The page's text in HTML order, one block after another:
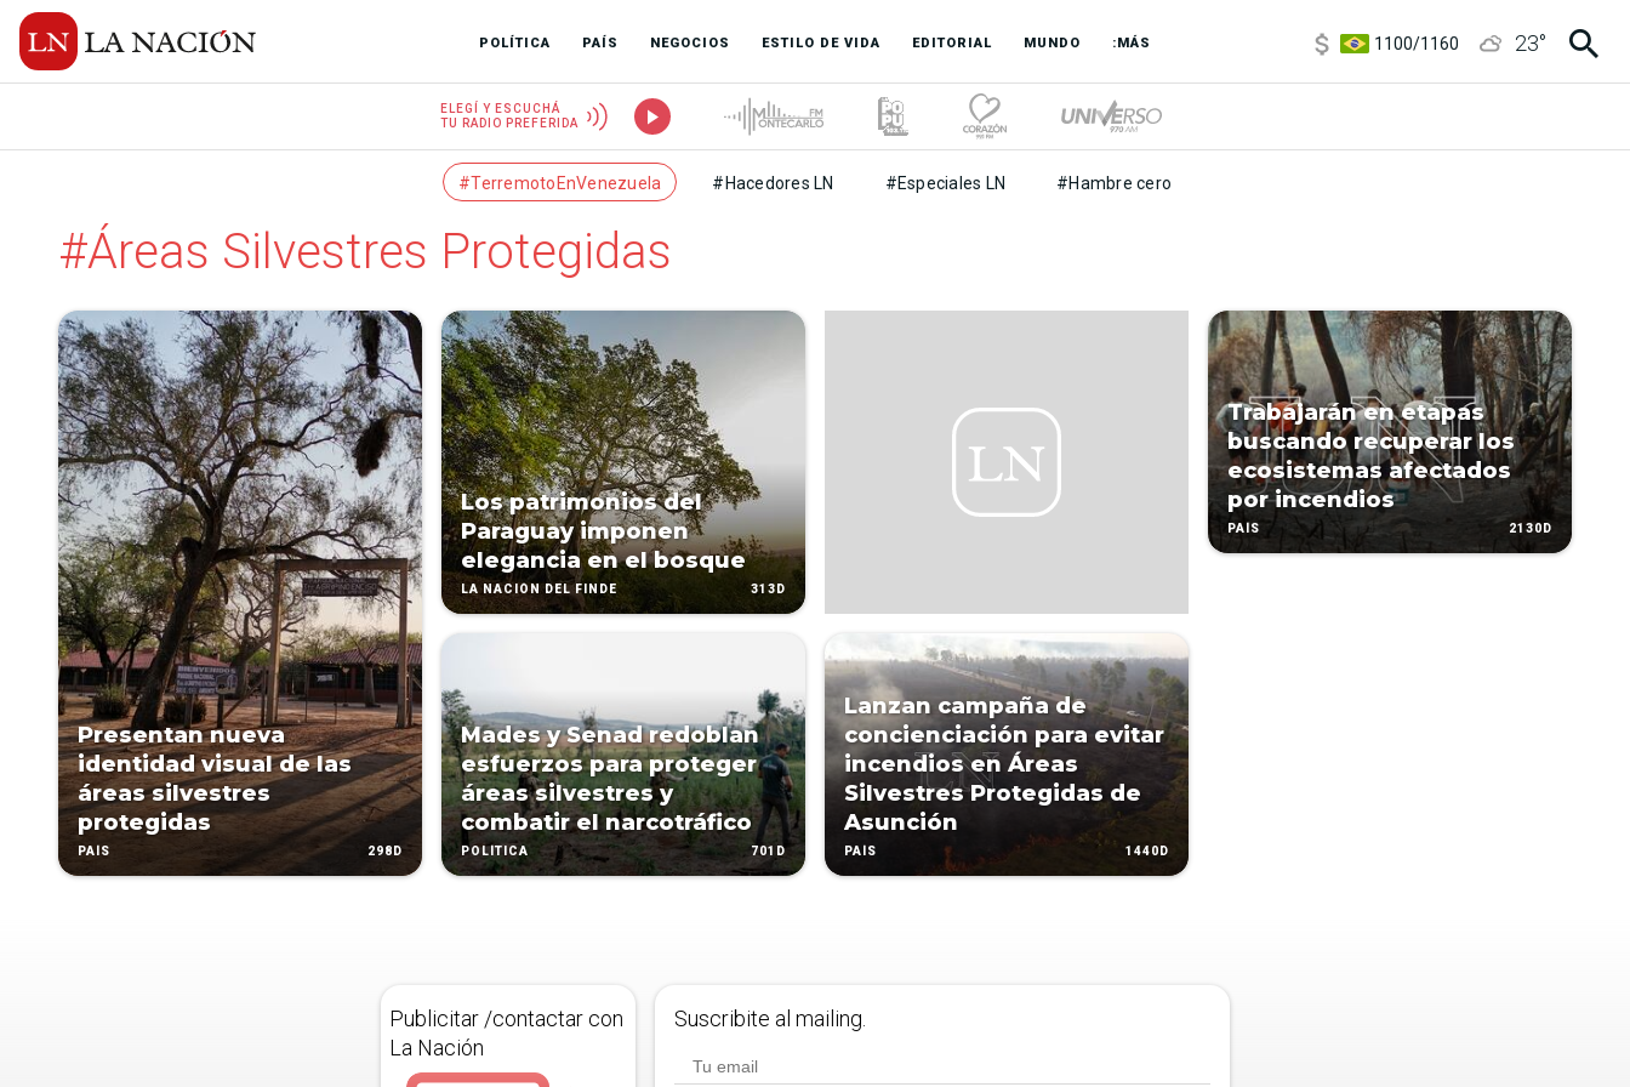
POLÍTICA PAÍS NEGOCIOS ESTILO DE VIDA EDITORIAL MUNDO :MÁS
1100/1160
23°
ELEGÍ Y ESCUCHÁ
TU RADIO PREFERIDA
#TerremotoEnVenezuela #Hacedores LN #Especiales LN #Hambre cero
#Áreas Silvestres Protegidas
Presentan nueva
identidad visual de las
áreas silvestres
protegidas
PAÍS 298D
Los patrimonios del
Paraguay imponen
elegancia en el bosque
LA NACIÓN DEL FINDE 313D
Mades y Senad redoblan
esfuerzos para proteger
áreas silvestres y
combatir el narcotráfico
POLÍTICA 701D
Lanzan campaña de
concienciación para evitar
incendios en Áreas
Silvestres Protegidas de
Asunción
PAÍS 1440D
Trabajarán en etapas
buscando recuperar los
ecosistemas afectados
por incendios
PAÍS 2130D
Publicitar /contactar con
La Nación
Suscribite al mailing.